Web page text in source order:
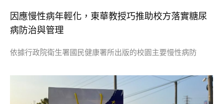
因應慢性病年輕化，東華教授巧推助校方落實糖尿
病防治與管理
依據行政院衛生署國民健康署所出版的校園主要慢性病防